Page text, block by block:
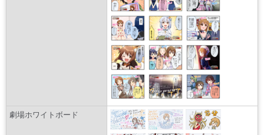
劇場ホワイトボード